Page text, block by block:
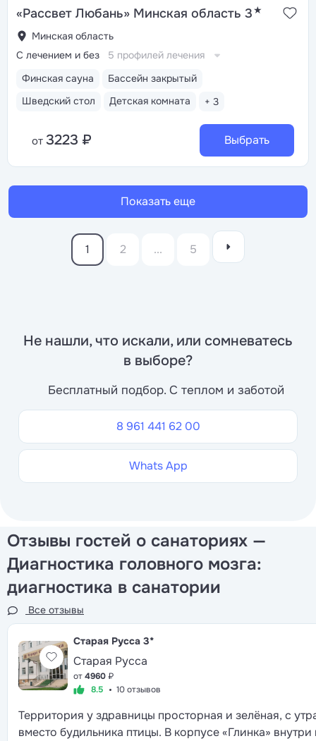
«Рассвет Любань» Минская область 3★
Минская область
Финская сауна
Бассейн закрытый
Шведский стол
Детская комната + 3
С лечением и без 5 профилей лечения
от 3223 ₽ Выбрать
Показать еще
1 2 ... 5
Не нашли, что искали, или сомневатесь
в выборе?
Бесплатный подбор. С теплом и заботой
8 961 441 62 00
Whats App
Отзывы гостей о санаториях —
Диагностика головного мозга:
диагностика в санатории
Все отзывы
Старая Русса 3*
Старая Русса
от4960₽
8.5
10 отзывов
Территория у здравницы просторная и зелёная, с
вместо будильника птицы. В корпусе «Глинка» внутри